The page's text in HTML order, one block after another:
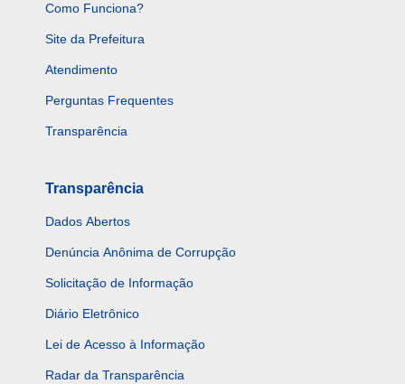
Como Funciona?
Site da Prefeitura
Atendimento
Perguntas Frequentes
Transparência
Transparência
Dados Abertos
Denúncia Anônima de Corrupção
Solicitação de Informação
Diário Eletrônico
Lei de Acesso à Informação
Radar da Transparência